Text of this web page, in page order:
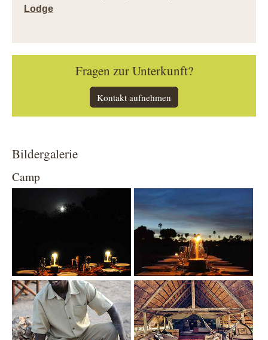
Lodge
Fragen zur Unterkunft?
Kontakt aufnehmen
Bildergalerie
Camp
Show larger version
Show larger version Show larger version